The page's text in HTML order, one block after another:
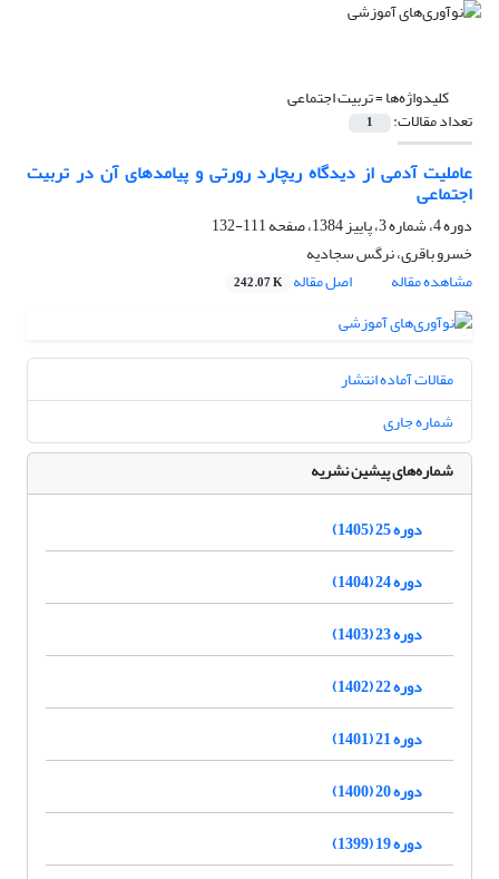
کلیدواژه‌ها =تربیت اجتماعی
تعداد مقالات: 1
عاملیت آدمی از دیدگاه ریچارد رورتی و پیامدهای آن در تربیت
اجتماعی
دوره 4، شماره 3، پاییز 1384، صفحه
111-132
خسرو باقری، نرگس سجادیه
مشاهده مقاله
اصل مقاله 242.07 K
مقالات آماده انتشار
شماره جاری
شماره‌های پیشین نشریه
دوره 25 (1405)
دوره 24 (1404)
دوره 23 (1403)
دوره 22 (1402)
دوره 21 (1401)
دوره 20 (1400)
دوره 19 (1399)